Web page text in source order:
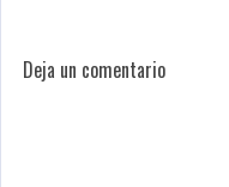
Deja un comentario